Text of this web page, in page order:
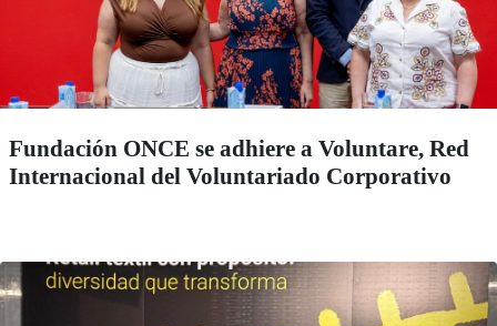
Fundación ONCE se adhiere a Voluntare, Red
Internacional del Voluntariado Corporativo